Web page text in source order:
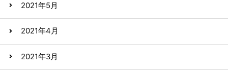
2021年5月
2021年4月
2021年3月